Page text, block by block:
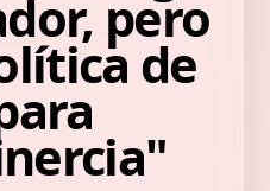
pero
de